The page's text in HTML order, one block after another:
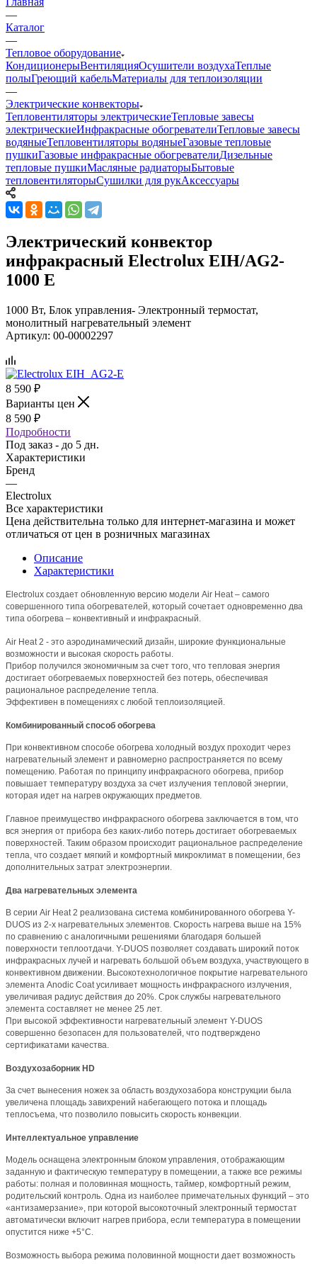
—
Каталог
—
Тепловое оборудование
КондиционерыВентиляцияОсушители воздухаТеплые
полыГреющий кабельМатериалы для теплоизоляции
—
Электрические конвекторы
Тепловентиляторы электрическиеТепловые завесы
электрическиеИнфракрасные обогревателиТепловые завесы
водяныеТепловентиляторы водяныеГазовые тепловые
пушкиГазовые инфракрасные обогревателиДизельные
тепловые пушкиМасляные радиаторыБытовые
тепловентиляторыСушилки для рукАксессуары
Электрический конвектор
инфракрасный Electrolux EIH/AG2-
1000 E
1000 Вт, Блок управления- Электронный термостат,
монолитный нагревательный элемент
Артикул: 00-00002297
8 590 ₽
Варианты цен
8 590 ₽
Подробности
Под заказ - до 5 дн.
Характеристики
Бренд
—
Electrolux
Все характеристики
Цена действительна только для интернет-магазина и может
отличаться от цен в розничных магазинах
Описание
Характеристики
Electrolux создает обновленную версию модели Air Heat – cамого
совершенного типа обогревателей, который сочетает одновременно два
типа обогрева – конвективный и инфракрасный.
Air Heat 2 - это аэродинамический дизайн, широкие функциональные
возможности и высокая скорость работы.
Прибор получился экономичным за счет того, что тепловая энергия
достигает обогреваемых поверхностей без потерь, обеспечивая
рациональное распределение тепла.
Эффективен в помещениях с любой теплоизоляцией.
Комбинированный способ обогрева
При конвективном способе обогрева холодный воздух проходит через
нагревательный элемент и равномерно распространяется по всему
помещению. Работая по принципу инфракрасного обогрева, прибор
повышает температуру воздуха за счет излучения тепловой энергии,
которая идет на нагрев окружающих предметов.
Главное преимущество инфракрасного обогрева заключается в том, что
вся энергия от прибора без каких-либо потерь достигает обогреваемых
поверхностей. Таким образом происходит рациональное распределение
тепла, что создает мягкий и комфортный микроклимат в помещении, без
дополнительных затрат электроэнергии.
Два нагревательных элемента
В серии Air Heat 2 реализована система комбинированного обогрева Y-
DUOS из 2-х нагревательных элементов. Скорость нагрева выше на 15%
по сравнению с аналогичными решениями благодаря большей
поверхности теплоотдачи. Y-DUOS позволяет создавать широкий поток
инфракрасных лучей и нагревать большой объем воздуха, участвующего в
конвективном движении. Высокотехнологичное покрытие нагревательного
элемента Anodic Coat усиливает мощность инфракрасного излучения,
увеличивая радиус действия до 20%. Срок службы нагревательного
элемента составляет не менее 25 лет.
При высокой эффективности нагревательный элемент Y-DUOS
совершенно безопасен для пользователей, что подтверждено
сертификатами качества.
Воздухозаборник HD
За счет вынесения ножек за область воздухозабора конструкции была
увеличена площадь завихрений набегающего потока и площадь
теплосъема, что позволило повысить скорость конвекции.
Интеллектуальное управление
Модель оснащена электронным блоком управления, отображающим
заданную и фактическую температуру в помещении, а также все режимы
работы: полная и половинная мощность, таймер, комфортный режим,
родительский контроль. Одна из наиболее примечательных функций – это
«антизамерзание», при которой высокоточный электронный термостат
автоматически включит нагрев прибора, если температура в помещении
опустится ниже +5°С.
Возможность выбора режима половинной мощности дает возможность